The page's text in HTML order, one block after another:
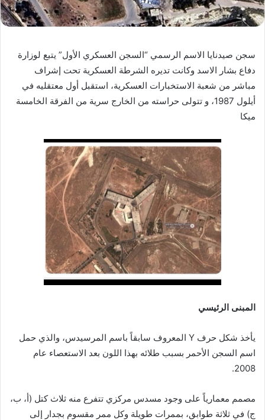
سجن صيدنايا الاسم الرسمي “السجن العسكري الأول” يتبع لوزارة
دفاع بشار الاسد وكانت تديره الشرطة العسكرية تحت إشراف
مباشر من شعبة الاستخبارات العسكرية، استقبل أول معتقليه في
أيلول 1987، و تتولى حراسته من الخارج سرية من الفرقة الخامسة
ميكا
المبنى الرئيسي
يأخذ شكل حرف Y المعروف سابقاً باسم المرسيدس، والذي حمل
اسم السجن الأحمر بسبب طلائه بهذا اللون بعد الاستعصاء عام
2008.
مصمم معمارياً على وجود مسدس مركزي تتفرع منه ثلاث كتل (أ، ب،
ج) في ثلاثة طوابق، بممرات طويلة وكل ممر مقسوم بجدار إلى